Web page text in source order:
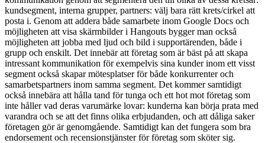
kundsegment, interna grupper, partners: välj bara rätt krets/cirkel att
posta i. Genom att addera både samarbete inom Google Docs och
möjligheten att visa skärmbilder i Hangouts bygger man också
möjligheten att jobba med ljud och bild i supportärenden, både i
grupp och enskilt. Det innebär att företag som är bäst på att skapa
intressant kommunikation för exempelvis sina kunder inom ett visst
segment också skapar mötesplatser för både konkurrenter och
samarbetspartners inom samma segment. Det kommer samtidigt
också innebära att hålla tand för tunga och ett hot mot företag som
inte håller vad deras varumärke lovar: kunderna kan börja prata med
varandra och se att det finns olika erbjudanden, och att dåliga saker
företagen gör är genomgående. Samtidigt kan det fungera som bra
endorsement och recensionstjänster för företag som sköter sig.